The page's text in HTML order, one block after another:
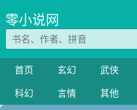
零小说网
首页 玄幻 武侠
科幻
言情 其他